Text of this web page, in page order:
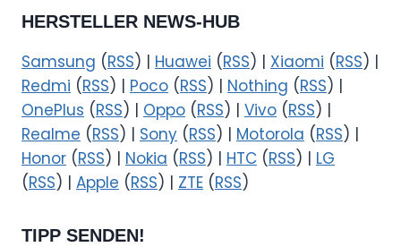
HERSTELLER NEWS-HUB
Samsung (RSS) | Huawei (RSS) | Xiaomi (RSS) |
Redmi (RSS) | Poco (RSS) | Nothing (RSS) |
OnePlus (RSS) | Oppo (RSS) | Vivo (RSS) |
Realme (RSS) | Sony (RSS) | Motorola (RSS) |
Honor (RSS) | Nokia (RSS) | HTC (RSS) | LG
(RSS) | Apple (RSS) | ZTE (RSS)
TIPP SENDEN!